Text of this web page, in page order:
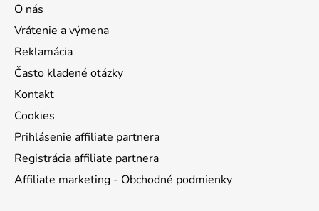
O nás
Vrátenie a výmena
Reklamácia
Často kladené otázky
Kontakt
Cookies
Prihlásenie affiliate partnera
Registrácia affiliate partnera
Affiliate marketing - Obchodné podmienky